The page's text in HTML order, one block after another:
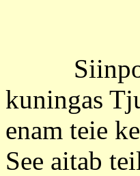
kuningas
enam teie
See aitab